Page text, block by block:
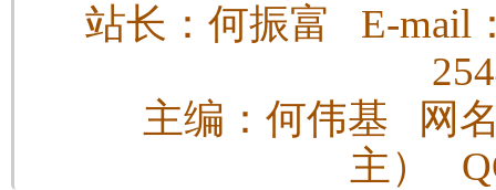
站长：何振富 E-mail
主编：何伟基 网
主）